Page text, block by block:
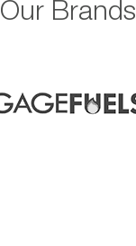
Our Brands